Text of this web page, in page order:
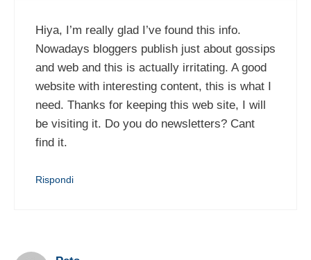
Hiya, I’m really glad I’ve found this info.
Nowadays bloggers publish just about gossips
and web and this is actually irritating. A good
website with interesting content, this is what I
need. Thanks for keeping this web site, I will
be visiting it. Do you do newsletters? Cant
find it.
Rispondi